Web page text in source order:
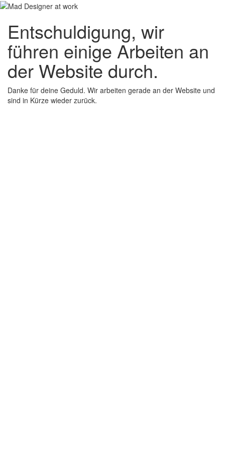
Entschuldigung, wir
führen einige Arbeiten an
der Website durch.
Danke für deine Geduld. Wir arbeiten gerade an der Website und
sind in Kürze wieder zurück.